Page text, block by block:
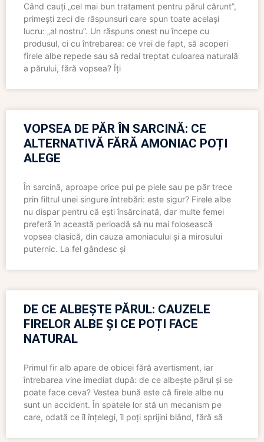
Când cauți „cel mai bun tratament pentru părul cărunt”,
primești zeci de răspunsuri care spun toate același
lucru: „al nostru”. Un răspuns onest nu începe cu
produsul, ci cu întrebarea: ce vrei de fapt, să acoperi
firele albe repede sau să redai treptat culoarea naturală
a părului, fără vopsea? Îți
VOPSEA DE PĂR ÎN SARCINĂ: CE
ALTERNATIVĂ FĂRĂ AMONIAC POȚI
ALEGE
În sarcină, aproape orice pui pe piele sau pe păr trece
prin filtrul unei singure întrebări: este sigur? Firele albe
nu dispar pentru că ești însărcinată, dar multe femei
preferă în această perioadă să nu mai folosească
vopsea clasică, din cauza amoniacului și a mirosului
puternic. La fel gândesc și
DE CE ALBEȘTE PĂRUL: CAUZELE
FIRELOR ALBE ȘI CE POȚI FACE
NATURAL
Primul fir alb apare de obicei fără avertisment, iar
întrebarea vine imediat după: de ce albește părul și se
poate face ceva? Vestea bună este că firele albe nu
sunt un accident. În spatele lor stă un mecanism pe
care, odată ce îl înțelegi, îl poți sprijini blând, fără să